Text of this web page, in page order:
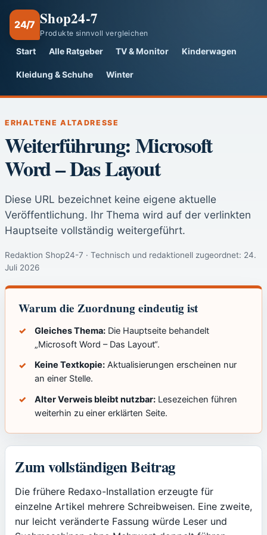
24/7 Shop24-7
Produkte sinnvoll vergleichen
Start Alle Ratgeber TV & Monitor Kinderwagen
Kleidung & Schuhe Winter
ERHALTENE ALTADRESSE
Weiterführung: Microsoft
Word – Das Layout
Diese URL bezeichnet keine eigene aktuelle
Veröffentlichung. Ihr Thema wird auf der verlinkten
Hauptseite vollständig weitergeführt.
Redaktion Shop24-7 · Technisch und redaktionell zugeordnet: 24.
Juli 2026
Warum die Zuordnung eindeutig ist
Gleiches Thema:Die Hauptseite behandelt
„Microsoft Word – Das Layout“.
Keine Textkopie:Aktualisierungen erscheinen nur
an einer Stelle.
Alter Verweis bleibt nutzbar:Lesezeichen führen
weiterhin zu einer erklärten Seite.
Zum vollständigen Beitrag
Die frühere Redaxo-Installation erzeugte für
einzelne Artikel mehrere Schreibweisen. Eine zweite,
nur leicht veränderte Fassung würde Leser und